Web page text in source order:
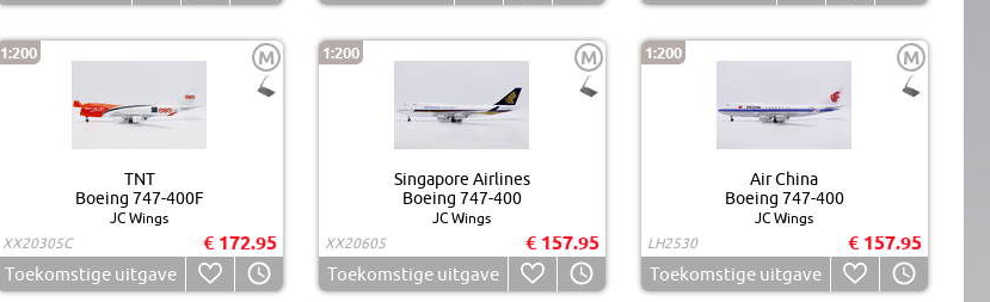
1:200 M
TNT
Boeing 747-400F
JC Wings
XX20305C
€ 172.95
Toekomstige uitgave
1:200 M
Singapore Airlines
Boeing 747-400
JC Wings
XX20605
€ 157.95
Toekomstige uitgave
1:200 M
Air China
Boeing 747-400
JC Wings
LH2530
€ 157.95
Toekomstige uitgave